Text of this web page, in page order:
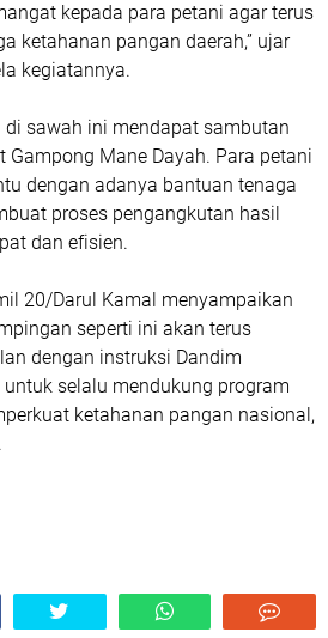
kepada para petani agar terus
ketahanan pangan daerah,” ujar
kegiatannya.
di sawah ini mendapat sambutan
Gampong Mane Dayah. Para petani
dengan adanya bantuan tenaga
proses pengangkutan hasil
dan efisien.
20/Darul Kamal menyampaikan
seperti ini akan terus
dengan instruksi Dandim
selalu mendukung program
ketahanan pangan nasional,